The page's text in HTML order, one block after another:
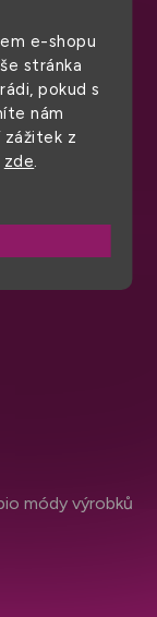
e-shopu
stránka
pokud s
nám
z
zde
módy výrobků